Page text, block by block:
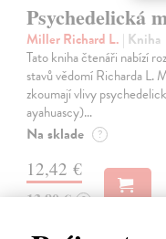
Psychedelická
Miller Richard L. | Kniha
Tato kniha čtenáři nabízí
stavů vědomí Richarda L.
zkoumají vlivy
ayahuascy)…
Na sklade ?
12,42 €
13,80 € ?